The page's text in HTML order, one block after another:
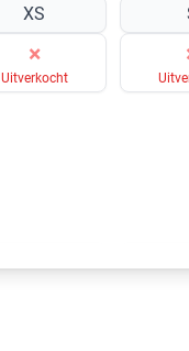
XS
×
Uitverkocht